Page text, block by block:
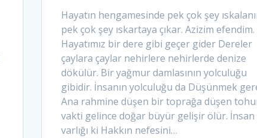
Hayatın hengamesinde pek çok şey
pek çok şey ıskartaya çıkar. Azizim efendim.
Hayatımız bir dere gibi geçer gider Dereler
çaylara çaylar nehirlere nehirlerde denize
dökülür. Bir yağmur damlasının yolculuğu
gibidir. İnsanın yolculuğu da Düşünmek
Ana rahmine düşen bir toprağa düşen
vakti gelince doğar büyür gelişir ölür. İnsan
varlığı ki Hakkın nefesini…